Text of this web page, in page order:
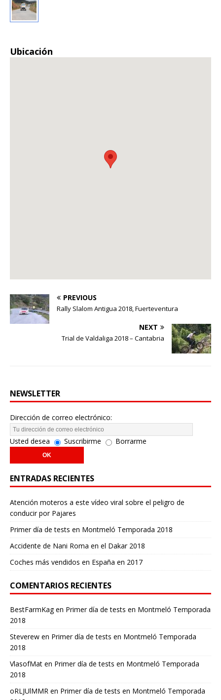
Ubicación
PREVIOUS
Rally Slalom Antigua 2018, Fuerteventura
NEXT
Trial de Valdaliga 2018 – Cantabria
NEWSLETTER
Dirección de correo electrónico:
Usted desea Suscribirme Borrarme
ENTRADAS RECIENTES
Atención moteros a este vídeo viral sobre el peligro de
conducir por Pajares
Primer día de tests en Montmeló Temporada 2018
Accidente de Nani Roma en el Dakar 2018
Coches más vendidos en España en 2017
COMENTARIOS RECIENTES
BestFarmKagen Primer día de tests en Montmeló Temporada
2018
Steverew en Primer día de tests en Montmeló Temporada
2018
VlasofMat en Primer día de tests en Montmeló Temporada
2018
oRLJUlMMR en Primer día de tests en Montmeló Temporada